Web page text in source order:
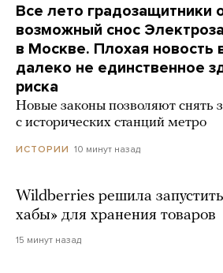
Все лето градозащитники
возможный снос
в Москве. Плохая новость
далеко не единственное
риска
Новые законы позволяют снять
с исторических станций метро
ИСТОРИИ 10 минут назад
Wildberries решила
хабы» для хранения товаров
15 минут назад